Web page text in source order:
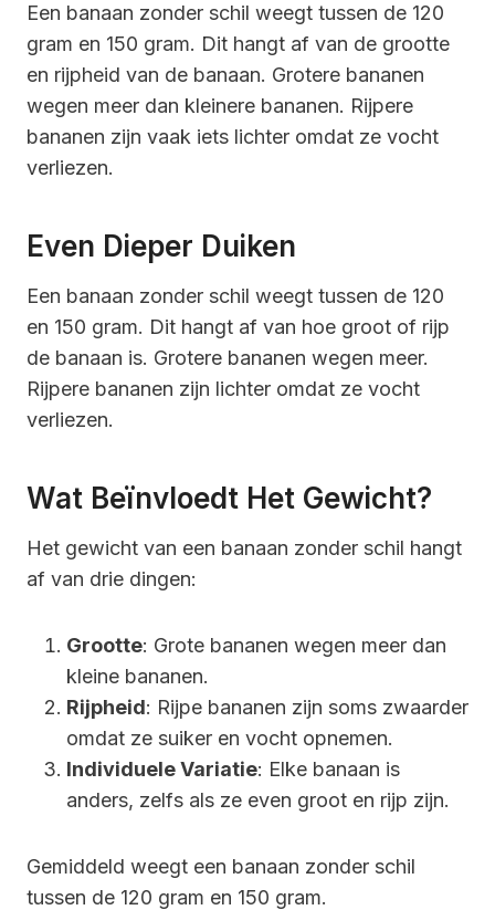
Een banaan zonder schil weegt tussen de 120
gram en 150 gram. Dit hangt af van de grootte
en rijpheid van de banaan. Grotere bananen
wegen meer dan kleinere bananen. Rijpere
bananen zijn vaak iets lichter omdat ze vocht
verliezen.
Even Dieper Duiken
Een banaan zonder schil weegt tussen de 120
en 150 gram. Dit hangt af van hoe groot of rijp
de banaan is. Grotere bananen wegen meer.
Rijpere bananen zijn lichter omdat ze vocht
verliezen.
Wat Beïnvloedt Het Gewicht?
Het gewicht van een banaan zonder schil hangt
af van drie dingen:
Grootte: Grote bananen wegen meer dan
kleine bananen.
Rijpheid: Rijpe bananen zijn soms zwaarder
omdat ze suiker en vocht opnemen.
Individuele Variatie: Elke banaan is
anders, zelfs als ze even groot en rijp zijn.
Gemiddeld weegt een banaan zonder schil
tussen de 120 gram en 150 gram.